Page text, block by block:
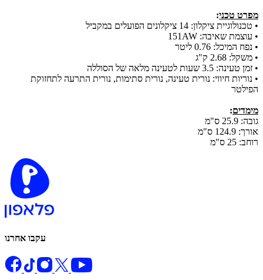
מפרט טכני:
​• טכנולוגיית ציקלון: 14 ציקלונים הפועלים במקביל
​• עוצמת שאיבה: 151AW
​• נפח המיכל: 0.76 ליטר
​• משקל: 2.68 ק"ג
​• זמן טעינה: 3.5 שעות לטעינה מלאה של הסוללה
​• נוריות חיווי: נורית טעינה, נורית סתימות, נורית התרעה לתחזוקת
הפילטר
מימדים:
גובה: 25.9 ס"מ
אורך: 124.9 ס"מ
רוחב: 25 ס"מ
עקבו אחרנו